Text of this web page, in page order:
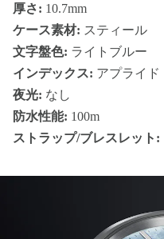
厚さ: 10.7mm
ケース素材: スティール
文字盤色: ライトブルー
インデックス: アプライド
夜光: なし
防水性能: 100m
ストラップ/ブレスレット: